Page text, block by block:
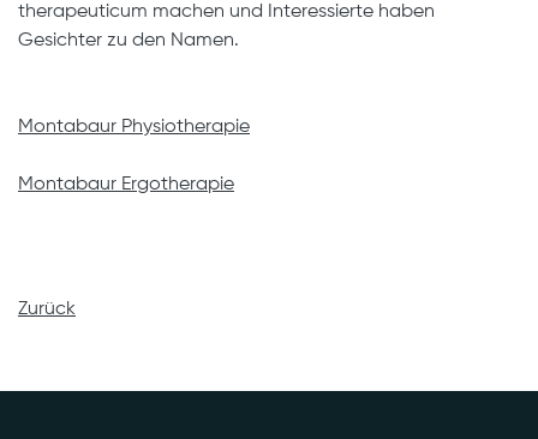
therapeuticum machen und Interessierte haben
Gesichter zu den Namen.
Montabaur Physiotherapie
Montabaur Ergotherapie
Zurück